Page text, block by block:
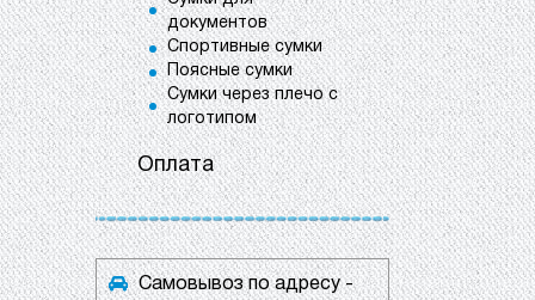
документов
Спортивные сумки
Поясные сумки
Сумки через плечо с
логотипом
Оплата
Самовывоз по адресу -